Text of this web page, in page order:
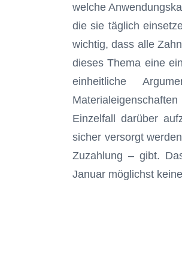
welche
die sie täglich
wichtig, dass alle
dieses Thema eine
einheitliche
Einzelfall darüber
sicher versorgt
Zuzahlung – gibt.
Januar möglichst